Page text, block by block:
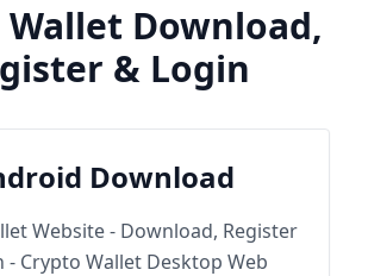
Download,
& Login
Download
Website - Download, Register
- Crypto Wallet Desktop Web